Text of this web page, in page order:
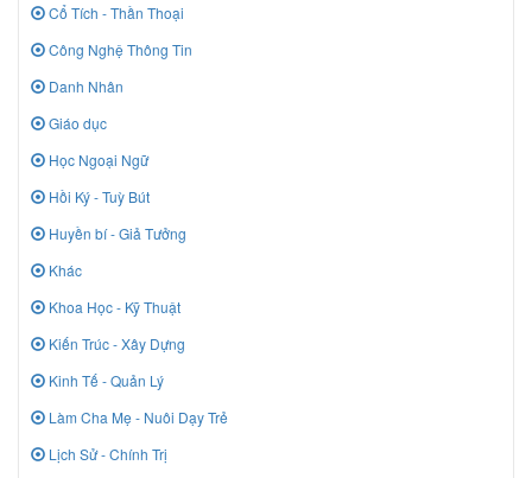
Cổ Tích - Thần Thoại
Công Nghệ Thông Tin
Danh Nhân
Giáo dục
Học Ngoại Ngữ
Hồi Ký - Tuỳ Bút
Huyền bí - Giả Tưởng
Khác
Khoa Học - Kỹ Thuật
Kiến Trúc - Xây Dựng
Kinh Tế - Quản Lý
Làm Cha Mẹ - Nuôi Dạy Trẻ
Lịch Sử - Chính Trị